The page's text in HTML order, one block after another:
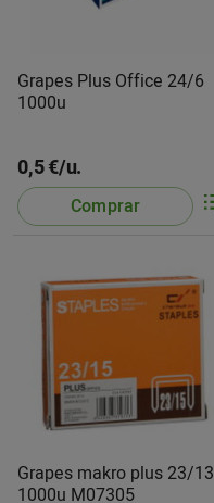
Grapes Plus Office 24/6
1000u
0,5 €/u.
Comprar
Grapes makro plus 23/13
1000u M07305